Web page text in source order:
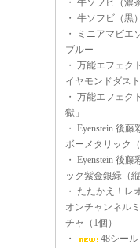
・ 牛ソフビ（濃
・ 牛ソフビ（黒
・
ミニアマビエ
ブルー
・ 万能エフェク
イヤモンドダスト
・ 万能エフェク
獄」
・ Eyenstein 後藤
ボーメタリック（
・ Eyenstein 後藤
ック紫金銀緑（縦
・ たたかえ！レ
オンチャンネル
チャ（1個）
・
48シール